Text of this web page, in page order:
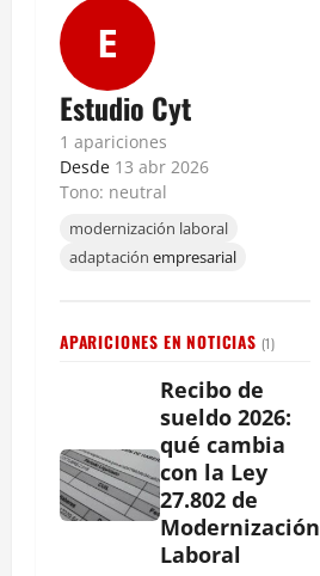
E
Estudio Cyt
1 apariciones
Desde 13 abr 2026
Tono: neutral
modernización laboral
adaptación empresarial
APARICIONES EN NOTICIAS (1)
Recibo de
sueldo 2026:
qué cambia
con la Ley
27.802 de
Modernización
Laboral